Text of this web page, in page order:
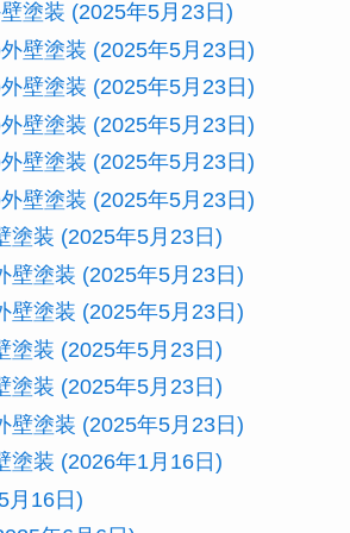
塗装 (2025年5月23日)
壁塗装 (2025年5月23日)
壁塗装 (2025年5月23日)
壁塗装 (2025年5月23日)
壁塗装 (2025年5月23日)
壁塗装 (2025年5月23日)
塗装 (2025年5月23日)
壁塗装 (2025年5月23日)
壁塗装 (2025年5月23日)
塗装 (2025年5月23日)
塗装 (2025年5月23日)
壁塗装 (2025年5月23日)
塗装 (2026年1月16日)
月16日)